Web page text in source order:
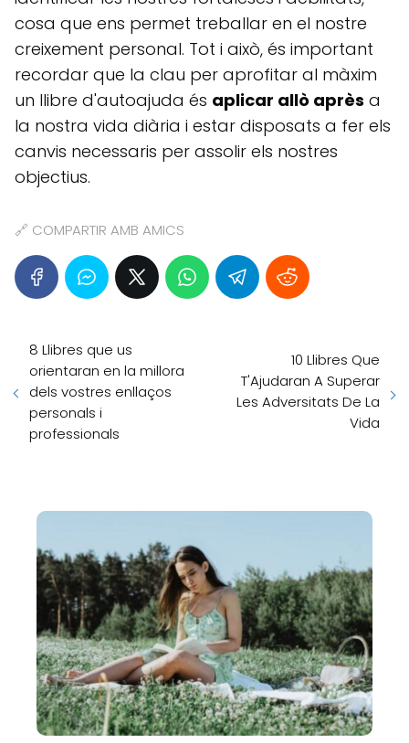
cosa que ens permet treballar en el nostre
creixement personal. Tot i això, és important
recordar que la clau per aprofitar al màxim
un llibre d'autoajuda és aplicar allò après a
la nostra vida diària i estar disposats a fer els
canvis necessaris per assolir els nostres
objectius.
🔗 COMPARTIR AMB AMICS
8 Llibres que us
orientaran en la millora
dels vostres enllaços
personals i
professionals
10 Llibres Que
T'Ajudaran A Superar
Les Adversitats De La
Vida